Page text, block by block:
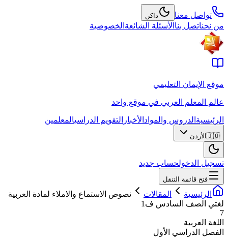
تواصل معنا داكن
من نحناتصل بنا الأسئلة الشائعة الخصوصية
موقع الإيمان التعليمي
عالم المعلم العربي في موقع واحد
الرئيسية الدروس والمواد الأخبار التقويم الدراسيالمعلمين
🇯🇴 الأردن
تسجيل الدخولحساب جديد
فتح قائمة التنقل
الرئيسية المقالات
نصوص الاستماع والاملاء لمادة العربية
لغتي الصف السادس ف1
7
اللغة العربية
الفصل الدراسي الأول